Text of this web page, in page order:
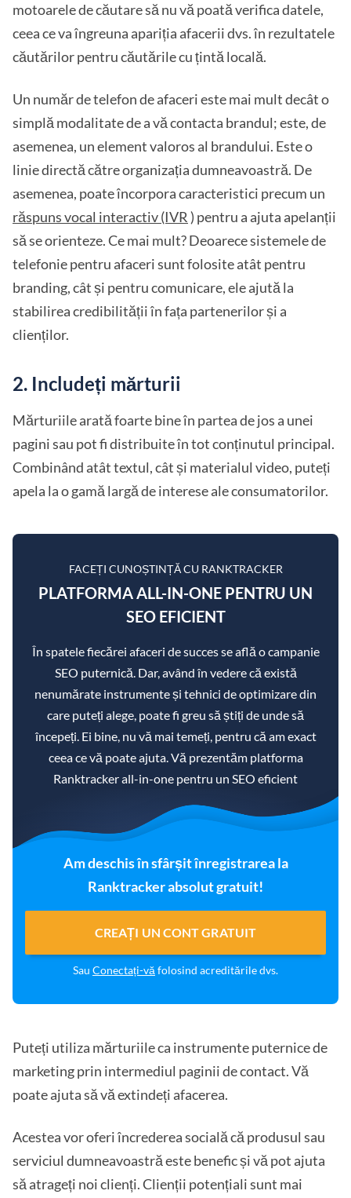
motoarele de căutare să nu vă poată verifica datele,
ceea ce va îngreuna apariția afacerii dvs. în rezultatele
căutărilor pentru căutările cu țintă locală.
Un număr de telefon de afaceri este mai mult decât o
simplă modalitate de a vă contacta brandul; este, de
asemenea, un element valoros al brandului. Este o
linie directă către organizația dumneavoastră. De
asemenea, poate încorpora caracteristici precum un
răspuns vocal interactiv (IVR) pentru a ajuta apelanții
să se orienteze. Ce mai mult? Deoarece sistemele de
telefonie pentru afaceri sunt folosite atât pentru
branding, cât și pentru comunicare, ele ajută la
stabilirea credibilității în fața partenerilor și a
clienților.
2. Includeți mărturii
Mărturiile arată foarte bine în partea de jos a unei
pagini sau pot fi distribuite în tot conținutul principal.
Combinând atât textul, cât și materialul video, puteți
apela la o gamă largă de interese ale consumatorilor.
FACEȚI CUNOȘTINȚĂ CU RANKTRACKER
PLATFORMA ALL-IN-ONE PENTRU UN
SEO EFICIENT
În spatele fiecărei afaceri de succes se află o campanie
SEO puternică. Dar, având în vedere că există
nenumărate instrumente și tehnici de optimizare din
care puteți alege, poate fi greu să știți de unde să
începeți. Ei bine, nu vă mai temeți, pentru că am exact
ceea ce vă poate ajuta. Vă prezentăm platforma
Ranktracker all-in-one pentru un SEO eficient
Am deschis în sfârșit înregistrarea la
Ranktracker absolut gratuit!
CREAȚI UN CONT GRATUIT
Sau Conectați-vă folosind acreditările dvs.
Puteți utiliza mărturiile ca instrumente puternice de
marketing prin intermediul paginii de contact. Vă
poate ajuta să vă extindeți afacerea.
Acestea vor oferi încrederea socială că produsul sau
serviciul dumneavoastră este benefic și vă pot ajuta
să atrageți noi clienți. Clienții potențiali sunt mai